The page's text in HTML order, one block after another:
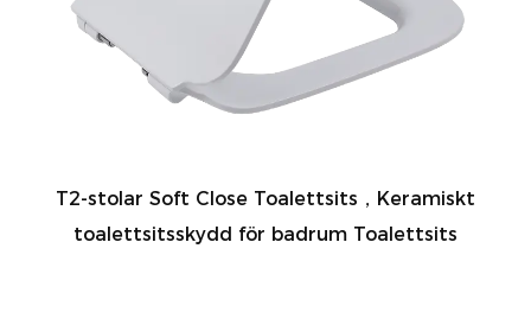
T2-stolar Soft Close Toalettsits，Keramiskt
toalettsitsskydd för badrum Toalettsits